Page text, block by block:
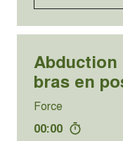
bras en
Force
00:00